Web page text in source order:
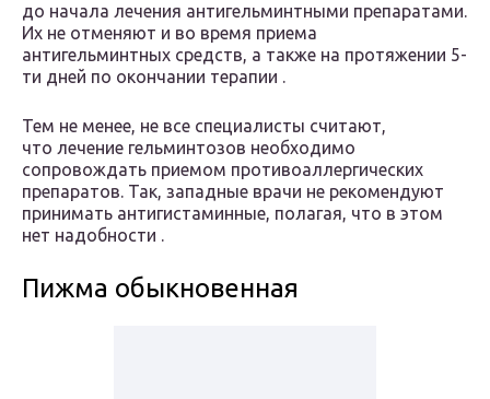
до начала лечения антигельминтными препаратами.
Их не отменяют и во время приема
антигельминтных средств, а также на протяжении 5-
ти дней по окончании терапии .
Тем не менее, не все специалисты считают,
что лечение гельминтозов необходимо
сопровождать приемом противоаллергических
препаратов. Так, западные врачи не рекомендуют
принимать антигистаминные, полагая, что в этом
нет надобности .
Пижма обыкновенная